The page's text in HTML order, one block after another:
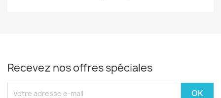
Recevez nos offres spéciales